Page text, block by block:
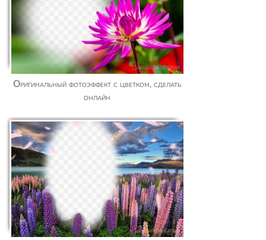
Оригинальный фотоэффект с цветком, сделать
онлайн